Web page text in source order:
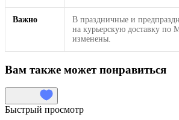
Важно
В праздничные и
на курьерскую доставку по
изменены.
Вам также может понравиться
Быстрый просмотр